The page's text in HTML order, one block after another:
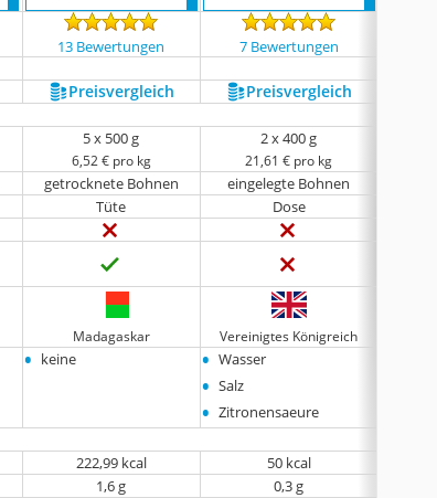
13 Bewertungen 7 Bewertungen
Preis­vergleich Preis­vergleich
5 x 500 g
6,52 € pro kg
2 x 400 g
21,61 € pro kg
getrocknete Bohnen eingelegte Bohnen
Tüte
Dose
Madagaskar Vereinigtes Königreich
• keine • Wasser
• Salz
• Zitronensaeure
‎222,99 kcal
50 kcal
1,6 g
0,3 g